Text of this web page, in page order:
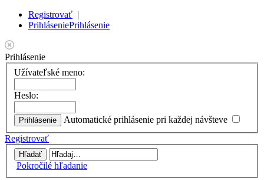
Registrovať |
PrihláseniePrihlásenie
Prihlásenie
Užívateľské meno:
Heslo:
Automatické prihlásenie pri každej návšteve
Registrovať
Pokročilé hľadanie